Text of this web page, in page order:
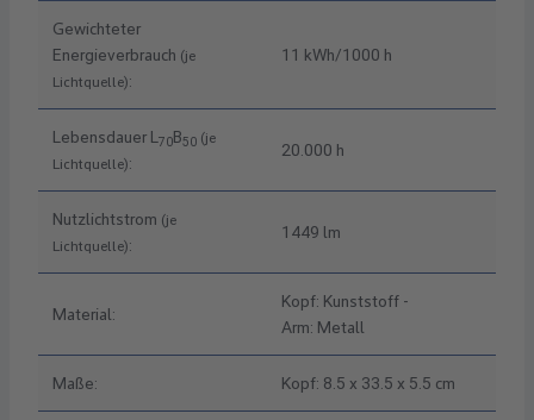
Gewichteter
Energieverbrauch (je
Lichtquelle):
11 kWh/1000 h
Lebensdauer L 70B50 (je
Lichtquelle):
20.000 h
Nutzlichtstrom (je
Lichtquelle):
1449 lm
Material:
Kopf: Kunststoff -
Arm: Metall
Maße: Kopf: 8.5 x 33.5 x 5.5 cm